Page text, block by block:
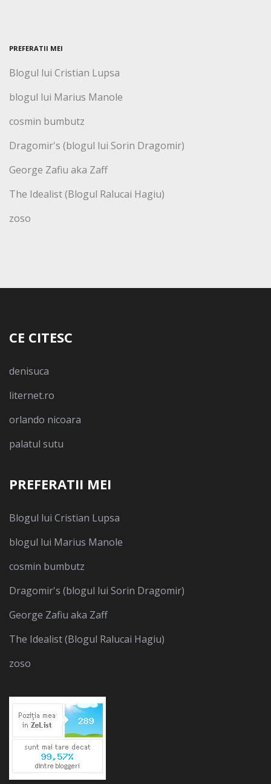
PREFERATII MEI
Blogul lui Cristian Lupsa
blogul lui Marius Manole
cosmin bumbutz
Dragomir's (blogul lui Sorin Dragomir)
George Zafiu aka Zaff
The Idealist (Blogul Ralucai Hagiu)
zoso
CE CITESC
denisuca
liternet.ro
orlando nicoara
palatul sutu
PREFERATII MEI
Blogul lui Cristian Lupsa
blogul lui Marius Manole
cosmin bumbutz
Dragomir's (blogul lui Sorin Dragomir)
George Zafiu aka Zaff
The Idealist (Blogul Ralucai Hagiu)
zoso